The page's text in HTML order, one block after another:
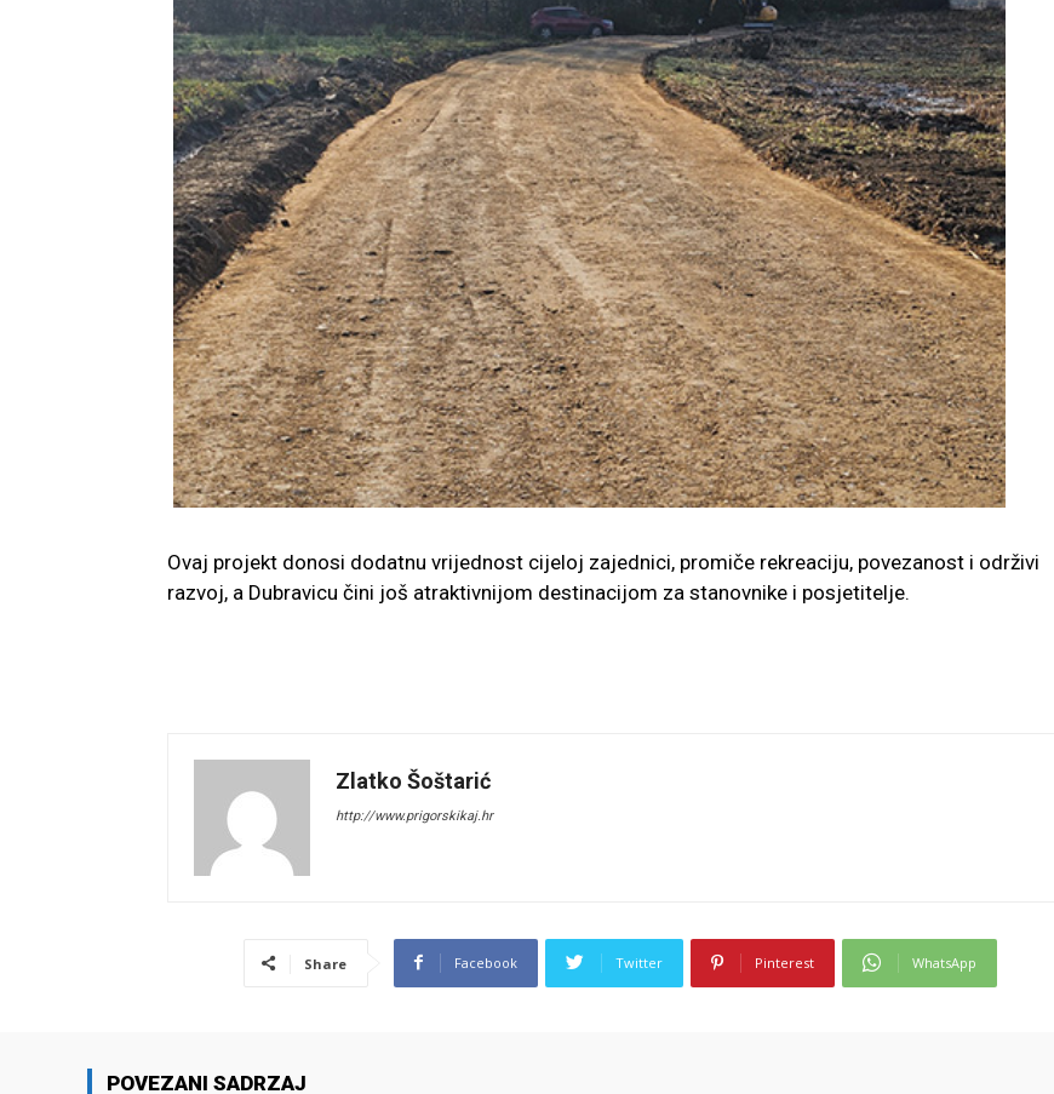
Ovaj projekt donosi dodatnu vrijednost cijeloj zajednici, promiče rekreaciju, povezanost i održivi
razvoj, a Dubravicu čini još atraktivnijom destinacijom za stanovnike i posjetitelje.
Zlatko Šoštarić
http://www.prigorskikaj.hr
Share Facebook Twitter Pinterest WhatsApp
POVEZANI SADRZAJ